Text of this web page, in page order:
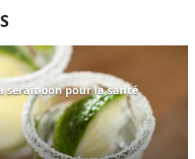
serait bon pour la santé